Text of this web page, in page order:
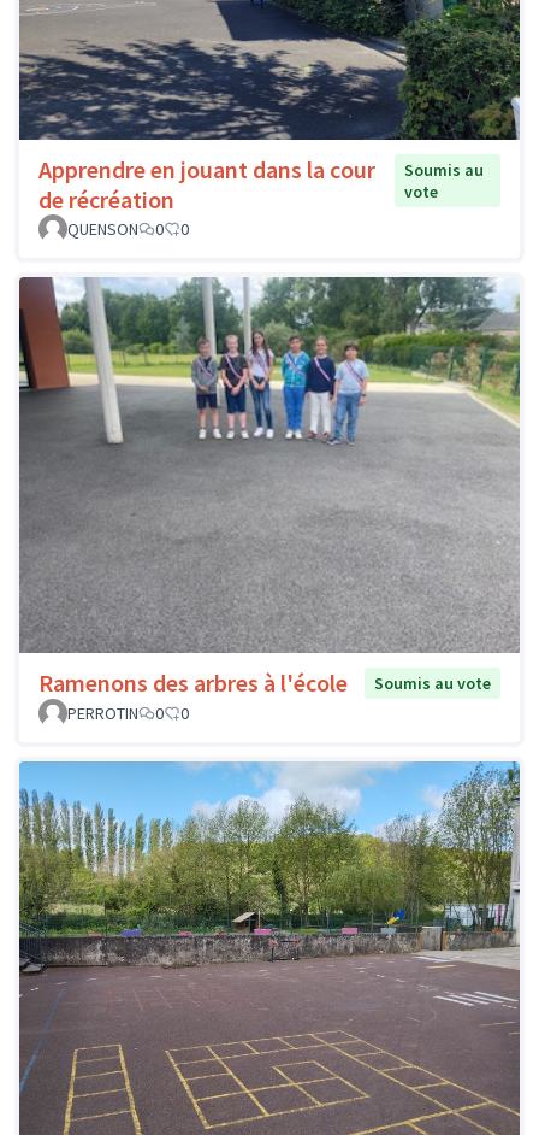
Apprendre en jouant dans la cour
de récréation
Soumis au
vote
QUENSON
0 0
Ramenons des arbres à l'école
Soumis au vote
PERROTIN
0 0